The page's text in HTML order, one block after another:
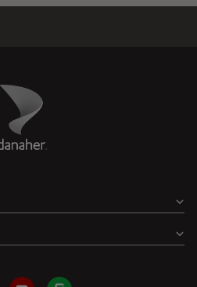
Danaher Logo